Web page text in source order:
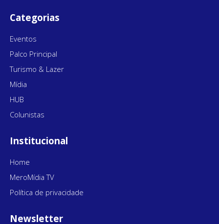
Categorias
Eventos
Palco Principal
Turismo & Lazer
Mídia
HUB
Colunistas
Institucional
Home
MeroMídia TV
Política de privacidade
Newsletter